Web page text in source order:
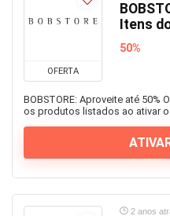
OFERTA
Itens
50%
BOBSTORE: Aproveite até 50%
os produtos listados ao ativar
2 anos